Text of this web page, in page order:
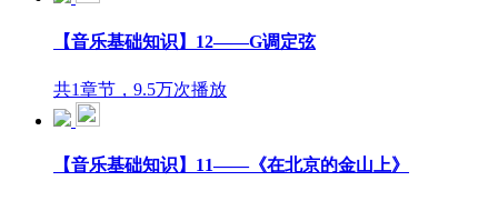
【音乐基础知识】12——G调定弦
共1章节，9.5万次播放
【音乐基础知识】11——《在北京的金山上》